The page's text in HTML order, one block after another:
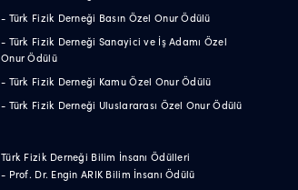
- Türk Fizik Derneği Basın Özel Onur Ödülü
- Türk Fizik Derneği Sanayici ve İş Adamı Özel
Onur Ödülü
- Türk Fizik Derneği Kamu Özel Onur Ödülü
- Türk Fizik Derneği Uluslararası Özel Onur Ödülü
Türk Fizik Derneği Bilim İnsanı Ödülleri
- Prof. Dr. Engin ARIK Bilim İnsanı Ödülü